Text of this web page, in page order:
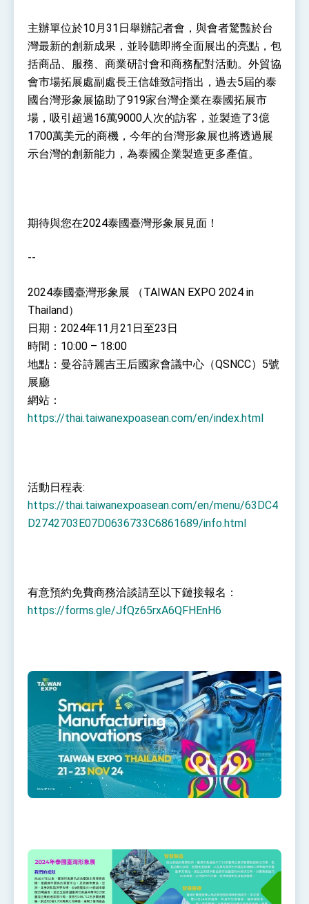
民調顯示多數國人滿意政府外交表現，高度支持
「總合外交」與台歐美日關係深化
總統以「韌性之島，希望之光」為題發表2026新
年談話
總統主持「守護民主台灣國安行動方案」記者
會 強調以實力守護台海和平 以決心掌握國家
命運
變局中 奮起的新臺灣 總統發表國慶演說
總統發表執政周年談話 盼面對未來挑戰 堅持
團結 迎風轉型 穩健前行
外交部重要言論
主辦單位於10月31日舉辦記者會，與會者驚豔於台
灣最新的創新成果，並聆聽即將全面展出的亮點，包
括商品、服務、商業研討會和商務配對活動。外貿協
會市場拓展處副處長王信雄致詞指出，過去5屆的泰
國台灣形象展協助了919家台灣企業在泰國拓展市
場，吸引超過16萬9000人次的訪客，並製造了3億
1700萬美元的商機，今年的台灣形象展也將透過展
示台灣的創新能力，為泰國企業製造更多產值。
期待與您在2024泰國臺灣形象展見面！
--
2024泰國臺灣形象展 （TAIWAN EXPO 2024 in
Thailand）
日期：2024年11月21日至23日
時間：10:00 – 18:00
地點：曼谷詩麗吉王后國家會議中心（QSNCC）5號
展廳
網站：
https://thai.taiwanexpoasean.com/en/index.html
活動日程表:
https://thai.taiwanexpoasean.com/en/menu/63DC4
D2742703E07D0636733C6861689/info.html
有意預約免費商務洽談請至以下鏈接報名：
https://forms.gle/JfQz65rxA6QFHEnH6